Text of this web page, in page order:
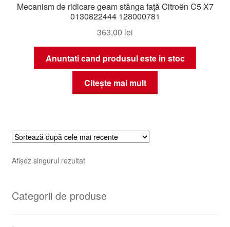
Mecanism de ridicare geam stânga față Citroën C5 X7
0130822444 128000781
363,00 lei
Anuntati cand produsul este in stoc
Citește mai mult
Afișez singurul rezultat
Categorii de produse